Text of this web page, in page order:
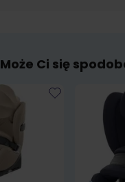
Może Ci się